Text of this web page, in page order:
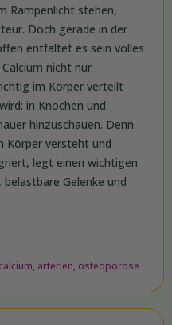
Rampenlicht stehen,
Doch gerade in der
entfaltet es sein volles
nicht nur
im Körper verteilt
in Knochen und
hinzuschauen. Denn
Körper versteht und
legt einen wichtigen
Gelenke und
calcium, arterien, osteoporose